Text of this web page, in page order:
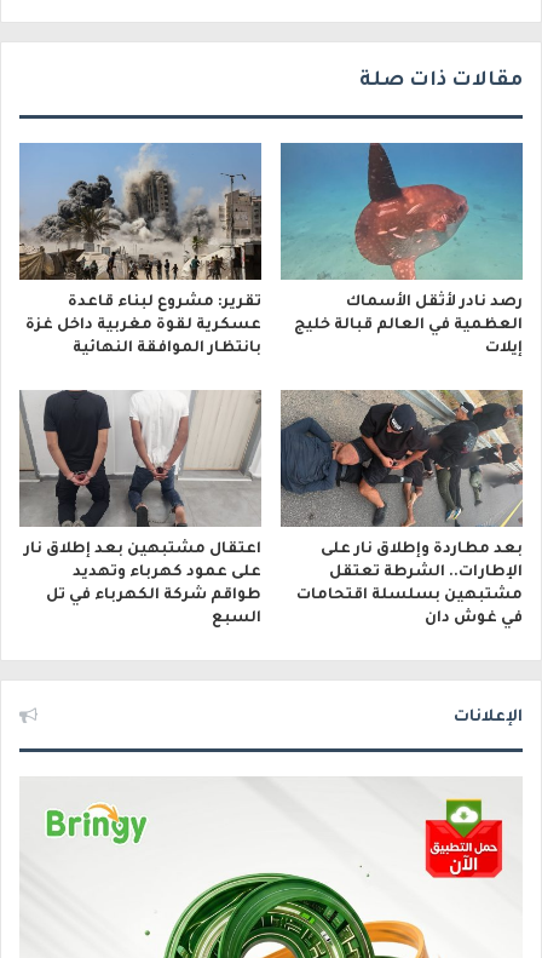
مقالات ذات صلة
رصد نادر لأثقل الأسماك
العظمية في العالم قبالة خليج
إيلات
تقرير: مشروع لبناء قاعدة
عسكرية لقوة مغربية داخل غزة
بانتظار الموافقة النهائية
بعد مطاردة وإطلاق نار على
الإطارات.. الشرطة تعتقل
مشتبهين بسلسلة اقتحامات
في غوش دان
اعتقال مشتبهين بعد إطلاق نار
على عمود كهرباء وتهديد
طواقم شركة الكهرباء في تل
السبع
الإعلانات